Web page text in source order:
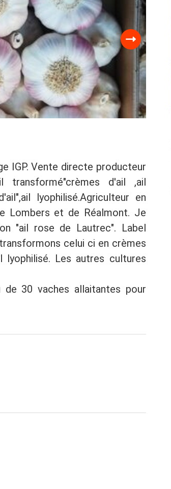
IGP. Vente directe producteur
d'ail ,ail
lyophilisé.Agriculteur en
Lombers et de Réalmont. Je
"ail rose de Lautrec". Label
celui ci en crèmes
Les autres cultures
30 vaches allaitantes pour